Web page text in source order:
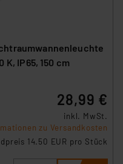
K, IP65, 150 cm
28,99 €
inkl. MwSt.
zu Versandkosten
14.50 EUR pro Stück